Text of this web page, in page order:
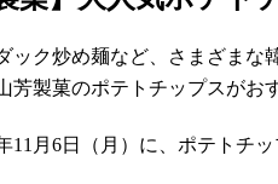
ク炒め麺など、さまざま
製菓のポテトチップスがお
11月6日（月）に、ポテト